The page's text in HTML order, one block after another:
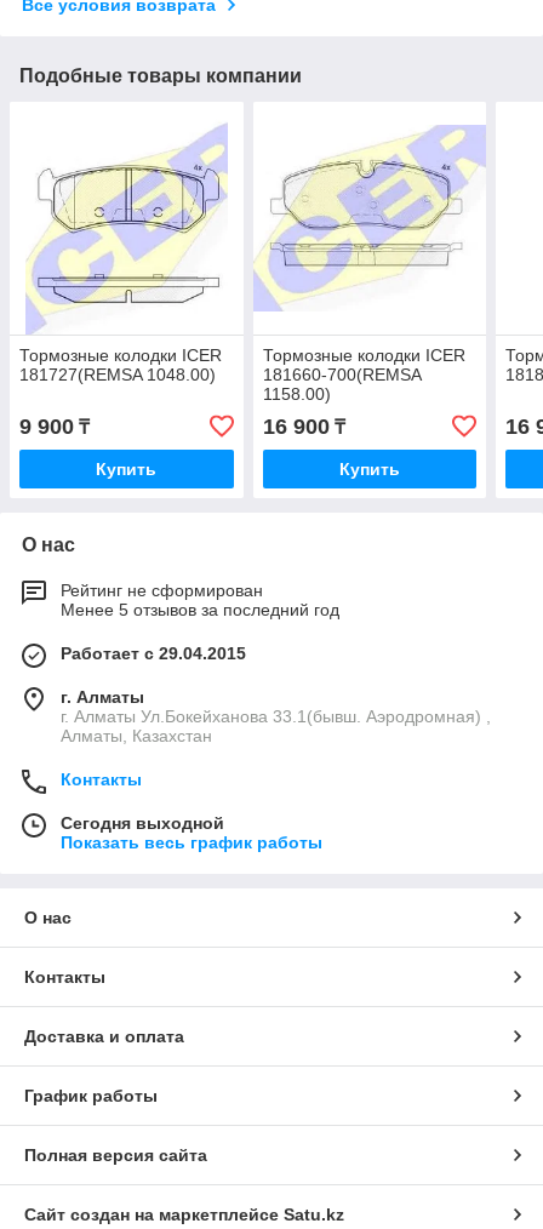
Все условия возврата
Подобные товары компании
Тормозные колодки ICER
181727(REMSA 1048.00)
9 900 ₸
Купить
Тормозные колодки ICER
181660-700(REMSA
1158.00)
16 900₸
Купить
16
О нас
Рейтинг не сформирован
Менее 5 отзывов за последний год
Работает с 29.04.2015
г. Алматы
г. Алматы Ул.Бокейханова 33.1(бывш. Аэродромная) ,
Алматы, Казахстан
Контакты
Сегодня выходной
Показать весь график работы
О нас
Контакты
Доставка и оплата
График работы
Полная версия сайта
Сайт создан на маркетплейсе Satu.kz